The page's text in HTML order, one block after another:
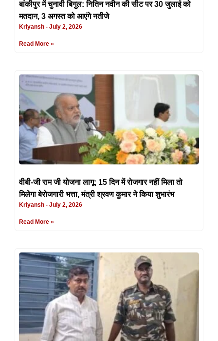
बांकीपुर में चुनावी बिगुल: नितिन नवीन की सीट पर 30 जुलाई को
मतदान, 3 अगस्त को आएंगे नतीजे
Kriyansh July 2, 2026
Read More »
वीबी-जी राम जी योजना लागू: 15 दिन में रोजगार नहीं मिला तो
मिलेगा बेरोजगारी भत्ता, मंत्री श्रवण कुमार ने किया शुभारंभ
Kriyansh July 2, 2026
Read More »